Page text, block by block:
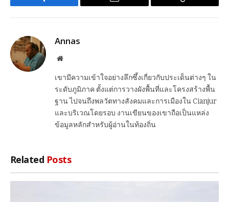
Facebook Email
Copy
Annas
Website
เขามีความเข้าใจอย่างลึกซึ้งเกี่ยวกับประเด็นต่างๆ ใน
ระดับภูมิภาค ตั้งแต่การวางผังพื้นที่และโครงสร้างพื้น
ฐาน ไปจนถึงพลวัตทางสังคมและการเมืองใน Cianjur
และบริเวณโดยรอบ งานเขียนของเขาถือเป็นแหล่ง
ข้อมูลหลักสำหรับผู้อ่านในท้องถิ่น
Related Posts